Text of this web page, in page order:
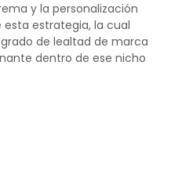
y la personalización
estrategia, la cual
de lealtad de marca
dentro de ese nicho